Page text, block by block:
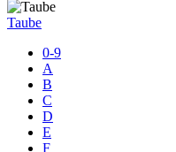
Taube
0-9
A
B
C
D
E
F